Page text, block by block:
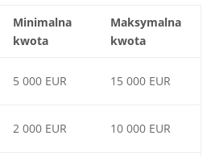
Minimalna
kwota
Maksymalna
kwota
5 000 EUR 15 000 EUR
2 000 EUR 10 000 EUR